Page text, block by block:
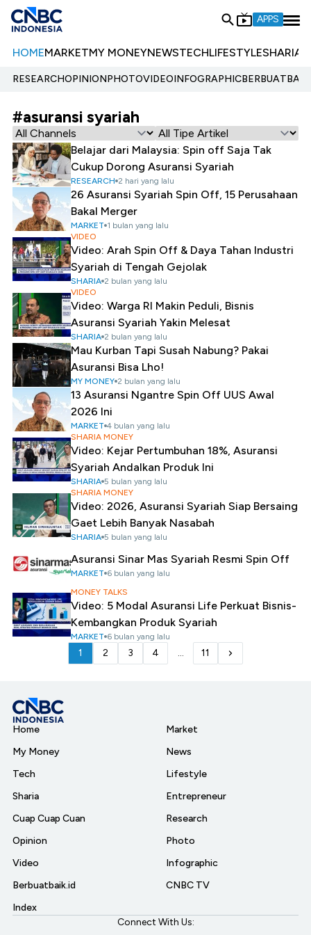
APPS
HOMEMARKETMY MONEYNEWSTECHLIFESTYLESHARIA
RESEARCHOPINIONPHOTOVIDEOINFOGRAPHIC
#asuransi syariah
Belajar dari Malaysia: Spin off Saja Tak
Cukup Dorong Asuransi Syariah
RESEARCH 2 hari yang lalu
26 Asuransi Syariah Spin Off, 15 Perusahaan
Bakal Merger
MARKET 1 bulan yang lalu
VIDEO
Video: Arah Spin Off & Daya Tahan Industri
Syariah di Tengah Gejolak
SHARIA 2 bulan yang lalu
VIDEO
Video: Warga RI Makin Peduli, Bisnis
Asuransi Syariah Yakin Melesat
SHARIA 2 bulan yang lalu
Mau Kurban Tapi Susah Nabung? Pakai
Asuransi Bisa Lho!
MY MONEY 2 bulan yang lalu
13 Asuransi Ngantre Spin Off UUS Awal
2026 Ini
MARKET 4 bulan yang lalu
SHARIA MONEY
Video: Kejar Pertumbuhan 18%, Asuransi
Syariah Andalkan Produk Ini
SHARIA 5 bulan yang lalu
SHARIA MONEY
Video: 2026, Asuransi Syariah Siap Bersaing
Gaet Lebih Banyak Nasabah
SHARIA 5 bulan yang lalu
Asuransi Sinar Mas Syariah Resmi Spin Off
MARKET 6 bulan yang lalu
MONEY TALKS
Video: 5 Modal Asuransi Life Perkuat Bisnis-
Kembangkan Produk Syariah
MARKET 6 bulan yang lalu
1 2 3 4 ... 11
Home
My Money
Tech
Sharia
Cuap Cuap Cuan
Opinion
Video
Berbuatbaik.id
Index
Market
News
Lifestyle
Entrepreneur
Research
Photo
Infographic
CNBC TV
Connect With Us: